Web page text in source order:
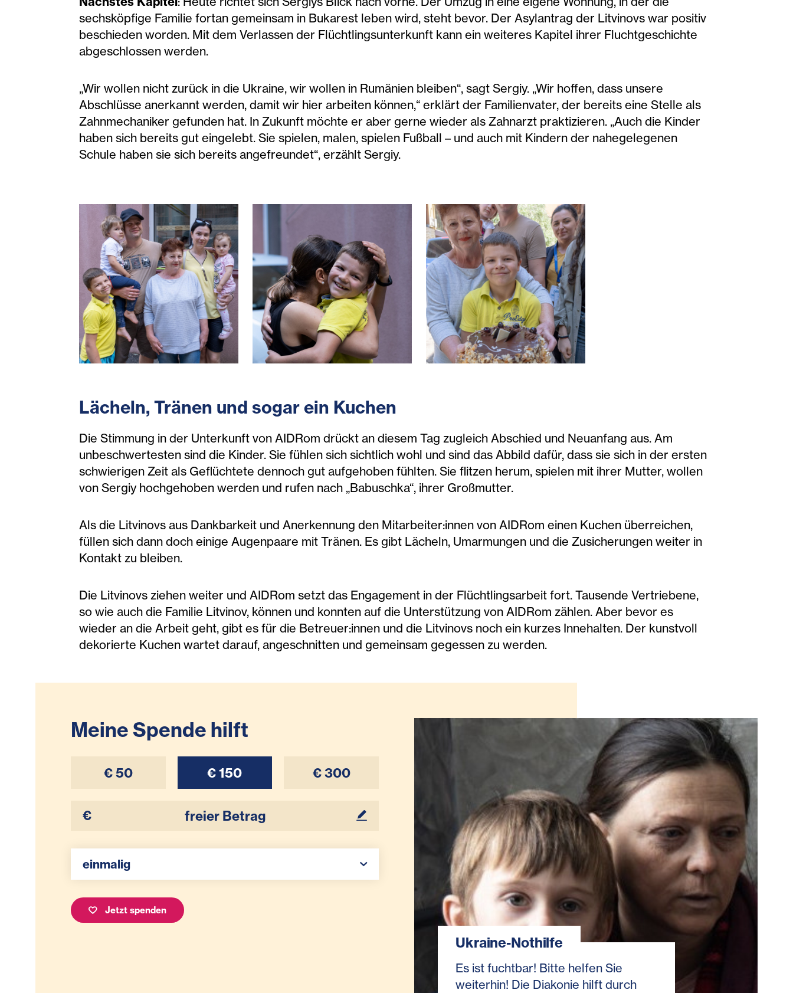
sechsköpfige Familie fortan gemeinsam in Bukarest leben wird, steht bevor. Der Asylantrag der Litvinovs war positiv
beschieden worden. Mit dem Verlassen der Flüchtlingsunterkunft kann ein weiteres Kapitel ihrer Fluchtgeschichte
abgeschlossen werden.
„Wir wollen nicht zurück in die Ukraine, wir wollen in Rumänien bleiben“, sagt Sergiy. „Wir hoffen, dass unsere
Abschlüsse anerkannt werden, damit wir hier arbeiten können,“ erklärt der Familienvater, der bereits eine Stelle als
Zahnmechaniker gefunden hat. In Zukunft möchte er aber gerne wieder als Zahnarzt praktizieren. „Auch die Kinder
haben sich bereits gut eingelebt. Sie spielen, malen, spielen Fußball – und auch mit Kindern der nahegelegenen
Schule haben sie sich bereits angefreundet“, erzählt Sergiy.
Lächeln, Tränen und sogar ein Kuchen
Die Stimmung in der Unterkunft von AIDRom drückt an diesem Tag zugleich Abschied und Neuanfang aus. Am
unbeschwertesten sind die Kinder. Sie fühlen sich sichtlich wohl und sind das Abbild dafür, dass sie sich in der ersten
schwierigen Zeit als Geflüchtete dennoch gut aufgehoben fühlten. Sie flitzen herum, spielen mit ihrer Mutter, wollen
von Sergiy hochgehoben werden und rufen nach „Babuschka“, ihrer Großmutter.
Als die Litvinovs aus Dankbarkeit und Anerkennung den Mitarbeiter:innen von AIDRom einen Kuchen überreichen,
füllen sich dann doch einige Augenpaare mit Tränen. Es gibt Lächeln, Umarmungen und die Zusicherungen weiter in
Kontakt zu bleiben.
Die Litvinovs ziehen weiter und AIDRom setzt das Engagement in der Flüchtlingsarbeit fort. Tausende Vertriebene,
so wie auch die Familie Litvinov, können und konnten auf die Unterstützung von AIDRom zählen. Aber bevor es
wieder an die Arbeit geht, gibt es für die Betreuer:innen und die Litvinovs noch ein kurzes Innehalten. Der kunstvoll
dekorierte Kuchen wartet darauf, angeschnitten und gemeinsam gegessen zu werden.
Ukraine-Nothilfe
Es ist fuchtbar! Bitte helfen Sie
weiterhin! Die Diakonie hilft durch
Meine Spende hilft
€ 50 € 150 € 300
Ihr Betrag
einmalig
Jetzt spenden